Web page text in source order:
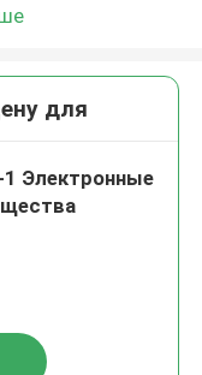
для
Электронные